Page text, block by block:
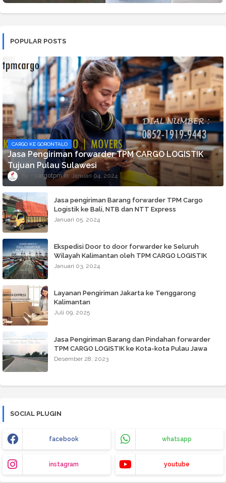
POPULAR POSTS
CARGO KE GORONTALO
Jasa Pengiriman forwarder TPM CARGO LOGISTIK
Tujuan Pulau Sulawesi
cargotpm Januari 04, 2024
Jasa pengiriman Barang forwarder TPM Cargo
Logistik ke Bali, NTB dan NTT Express
Januari 05, 2024
Ekspedisi Door to door forwarder ke Seluruh
Wilayah Kalimantan oleh TPM CARGO LOGISTIK
Januari 03, 2024
Layanan Pengiriman Jakarta ke Tenggarong
Kalimantan
Juli 09, 2025
Jasa Pengiriman Barang dan Pindahan forwarder
TPM CARGO LOGISTIK ke Kota-kota Pulau Jawa
Desember 28, 2023
SOCIAL PLUGIN
facebook whatsapp
instagram youtube